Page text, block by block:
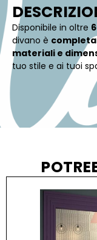
Disponibile in oltre
divano è
materiali e
tuo stile e ai tuoi